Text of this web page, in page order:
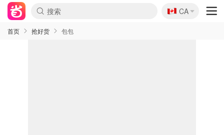
🇨🇦
CA
首页 抢好货 包包